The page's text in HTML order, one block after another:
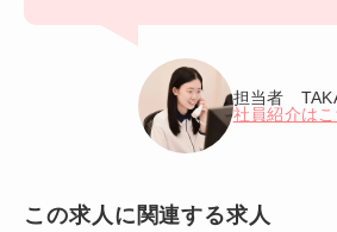
担当者
社員紹介はこ
この求人に関連する求人